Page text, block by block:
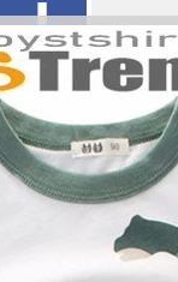
Khalis
Jawi:
Khalis Fathi
فاطي
Khalis:
Fathi: